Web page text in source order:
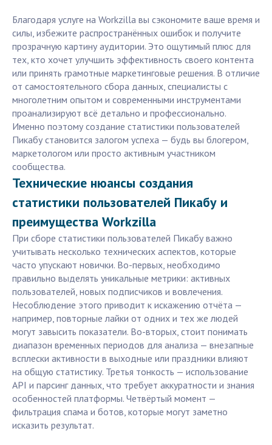
Благодаря услуге на Workzilla вы сэкономите ваше время и
силы, избежите распространённых ошибок и получите
прозрачную картину аудитории. Это ощутимый плюс для
тех, кто хочет улучшить эффективность своего контента
или принять грамотные маркетинговые решения. В отличие
от самостоятельного сбора данных, специалисты с
многолетним опытом и современными инструментами
проанализируют всё детально и профессионально.
Именно поэтому создание статистики пользователей
Пикабу становится залогом успеха — будь вы блогером,
маркетологом или просто активным участником
сообщества.
Технические нюансы создания
статистики пользователей Пикабу и
преимущества Workzilla
При сборе статистики пользователей Пикабу важно
учитывать несколько технических аспектов, которые
часто упускают новички. Во-первых, необходимо
правильно выделять уникальные метрики: активных
пользователей, новых подписчиков и вовлечения.
Несоблюдение этого приводит к искажению отчёта —
например, повторные лайки от одних и тех же людей
могут завысить показатели. Во-вторых, стоит понимать
диапазон временных периодов для анализа — внезапные
всплески активности в выходные или праздники влияют
на общую статистику. Третья тонкость — использование
API и парсинг данных, что требует аккуратности и знания
особенностей платформы. Четвёртый момент —
фильтрация спама и ботов, которые могут заметно
исказить результат.